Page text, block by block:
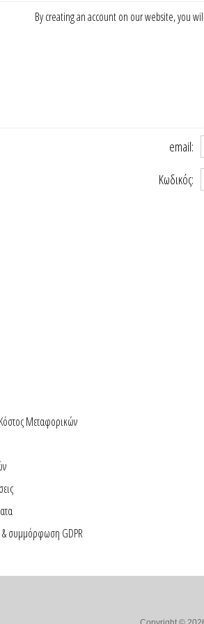
By creating an account on our website, you
email:
Κωδικός:
Μεταφορικών
& συμμόρφωση GDPR